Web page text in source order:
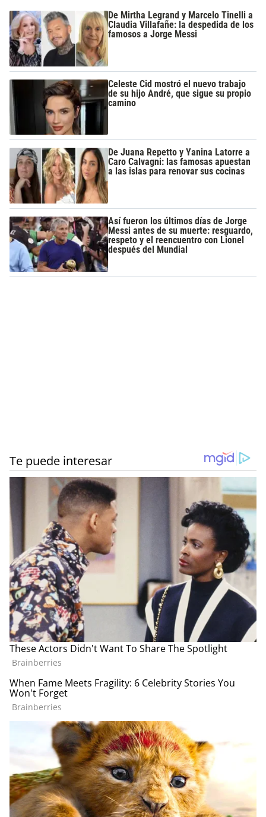
De Mirtha Legrand y Marcelo Tinelli a
Claudia Villafañe: la despedida de los
famosos a Jorge Messi
Celeste Cid mostró el nuevo trabajo
de su hijo André, que sigue su propio
camino
De Juana Repetto y Yanina Latorre a
Caro Calvagni: las famosas apuestan
a las islas para renovar sus cocinas
Así fueron los últimos días de Jorge
Messi antes de su muerte: resguardo,
respeto y el reencuentro con Lionel
después del Mundial